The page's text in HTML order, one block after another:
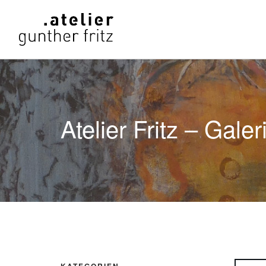
Atelier Fritz –